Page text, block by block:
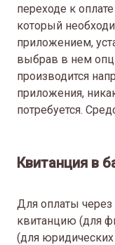
переходе к
который
приложением,
выбрав в нем
производится
приложения,
потребуется.
Квитанция в
Для оплаты
квитанцию (для
(для юридических